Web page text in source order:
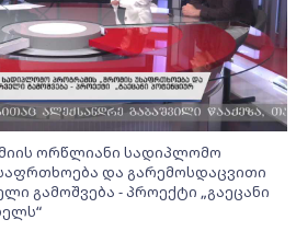
ორწლიანი სადიპლომო
და გარემოსდაცვითი
გამოშვება - პროექტი „გაეცანი